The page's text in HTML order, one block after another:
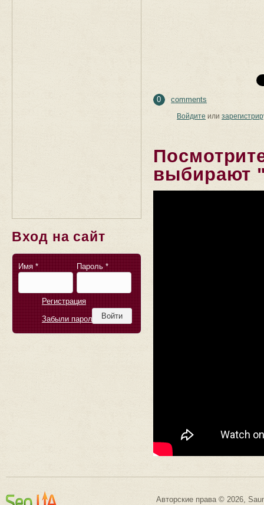
Вход на сайт
Имя * Пароль *
Регистрация
Забыли пароль?
0 comments
Войдите или
выбирают
Авторские права © 2026,